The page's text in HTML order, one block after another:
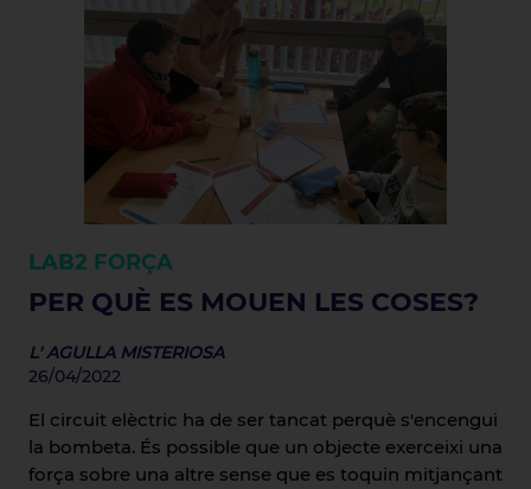
LAB2 FORÇA
PER QUÈ ES MOUEN LES COSES?
L' AGULLA MISTERIOSA
26/04/2022
El circuit elèctric ha de ser tancat perquè s'encengui
la bombeta. És possible que un objecte exerceixi una
força sobre una altre sense que es toquin mitjançant